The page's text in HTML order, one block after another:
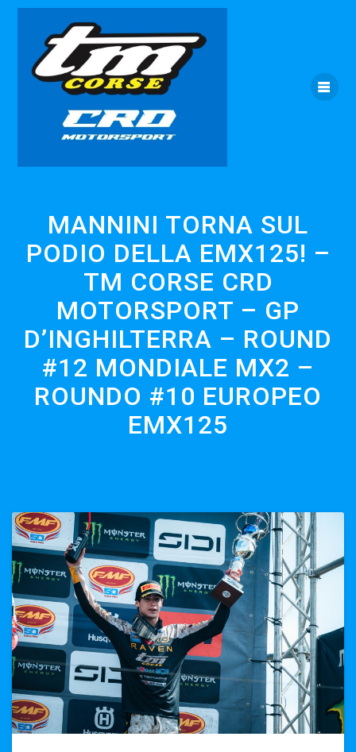
Skip
content
MANNINI TORNA SUL
PODIO DELLA EMX125! –
TM CORSE CRD
MOTORSPORT – GP
D’INGHILTERRA – ROUND
#12 MONDIALE MX2 –
ROUNDO #10 EUROPEO
EMX125